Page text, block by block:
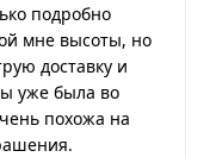
подробно
мне высоты, но
доставку и
уже была во
похожа на